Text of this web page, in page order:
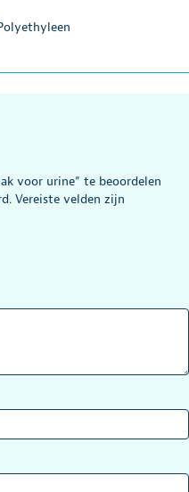
voor urine” te beoordelen
Vereiste velden zijn